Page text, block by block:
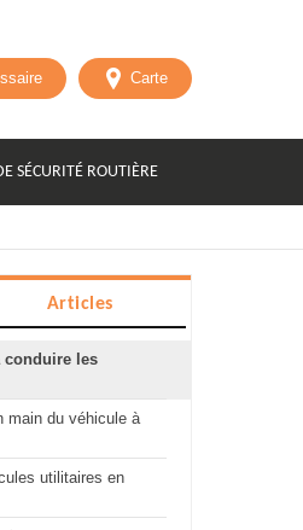
Carte
SÉCURITÉ ROUTIÈRE
Articles
conduire les
main du véhicule à
utilitaires en